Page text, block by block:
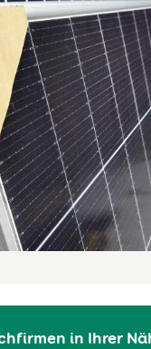
in Ihrer